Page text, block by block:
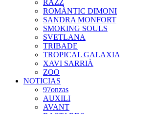
RAZZ
ROMÀNTIC DIMONI
SANDRA MONFORT
SMOKING SOULS
SVETLANA
TRIBADE
TROPICAL GALAXIA
XAVI SARRIÀ
ZOO
NOTICIAS
97onzas
AUXILI
AVANT